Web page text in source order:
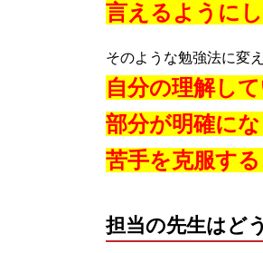
言えるようにし
そのような勉強法に変え
自分の理解し
部分が明確にな
苦手を克服す
担当の先生はど